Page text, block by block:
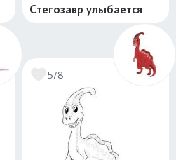
Стегозавр улыбается
578